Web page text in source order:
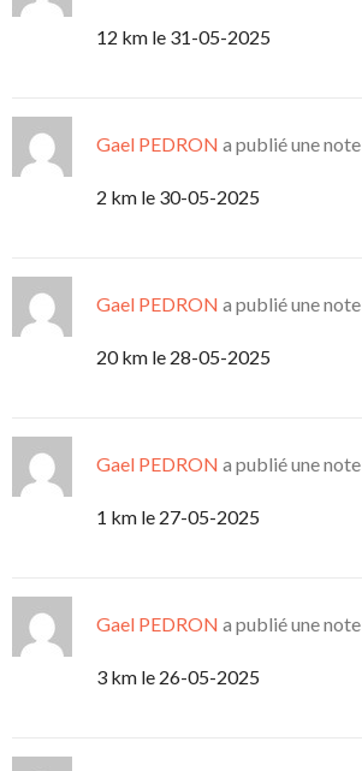
12 km le 31-05-2025
Gael PEDRON a publié une note
2 km le 30-05-2025
Gael PEDRON a publié une note
20 km le 28-05-2025
Gael PEDRON a publié une note
1 km le 27-05-2025
Gael PEDRON a publié une note
3 km le 26-05-2025